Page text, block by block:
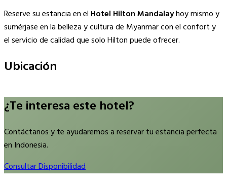
Reserve su estancia en el Hotel Hilton Mandalayhoy mismo y
sumérjase en la belleza y cultura de Myanmar con el confort y
el servicio de calidad que solo Hilton puede ofrecer.
Ubicación
Hilton Mandalay
×
+
¿Te interesa este hotel?
Contáctanos y te ayudaremos a reservar tu estancia perfecta
en Indonesia.
Consultar Disponibilidad